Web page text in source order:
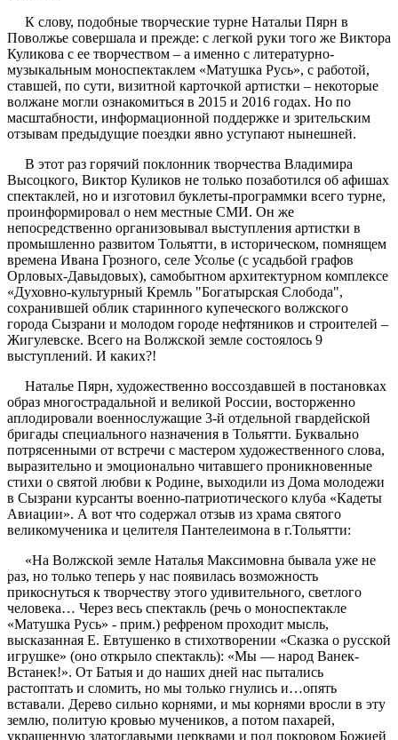
К слову, подобные творческие турне Натальи Пярн в
Поволжье совершала и прежде: с легкой руки того же Виктора
Куликова с ее творчеством – а именно с литературно-
музыкальным моноспектаклем «Матушка Русь», с работой,
ставшей, по сути, визитной карточкой артистки – некоторые
волжане могли ознакомиться в 2015 и 2016 годах. Но по
масштабности, информационной поддержке и зрительским
отзывам предыдущие поездки явно уступают нынешней.
В этот раз горячий поклонник творчества Владимира
Высоцкого, Виктор Куликов не только позаботился об афишах
спектаклей, но и изготовил буклеты-программки всего турне,
проинформировал о нем местные СМИ. Он же
непосредственно организовывал выступления артистки в
промышленно развитом Тольятти, в историческом, помнящем
времена Ивана Грозного, селе Усолье (с усадьбой графов
Орловых-Давыдовых), самобытном архитектурном комплексе
«Духовно-культурный Кремль "Богатырская Слобода",
сохранившей облик старинного купеческого волжского
города Сызрани и молодом городе нефтяников и строителей –
Жигулевске. Всего на Волжской земле состоялось 9
выступлений. И каких?!
Наталье Пярн, художественно воссоздавшей в постановках
образ многострадальной и великой России, восторженно
аплодировали военнослужащие 3-й отдельной гвардейской
бригады специального назначения в Тольятти. Буквально
потрясенными от встречи с мастером художественного слова,
выразительно и эмоционально читавшего проникновенные
стихи о святой любви к Родине, выходили из Дома молодежи
в Сызрани курсанты военно-патриотического клуба «Кадеты
Авиации». А вот что содержал отзыв из храма святого
великомученика и целителя Пантелеимона в г.Тольятти:
«На Волжской земле Наталья Максимовна бывала уже не
раз, но только теперь у нас появилась возможность
прикоснуться к творчеству этого удивительного, светлого
человека… Через весь спектакль (речь о моноспектакле
«Матушка Русь» - прим.) рефреном проходит мысль,
высказанная Е. Евтушенко в стихотворении «Сказка о русской
игрушке» (оно открыло спектакль): «Мы — народ Ванек-
Встанек!». От Батыя и до наших дней нас пытались
растоптать и сломить, но мы только гнулись и…опять
вставали. Дерево сильно корнями, и мы корнями вросли в эту
землю, политую кровью мучеников, а потом пахарей,
украшенную златоглавыми церквами и под покровом Божией